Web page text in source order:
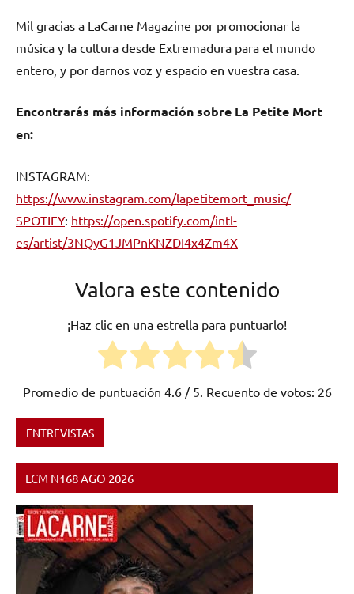
Mil gracias a LaCarne Magazine por promocionar la
música y la cultura desde Extremadura para el mundo
entero, y por darnos voz y espacio en vuestra casa.
Encontrarás más información sobre La Petite Mort
en:
INSTAGRAM:
https://www.instagram.com/lapetitemort_music/
SPOTIFY: https://open.spotify.com/intl-
es/artist/3NQyG1JMPnKNZDI4x4Zm4X
Valora este contenido
¡Haz clic en una estrella para puntuarlo!
Promedio de puntuación 4.6/ 5. Recuento de votos: 26
Etiquetado
Disco,
Extremadura,
funk,
indie,
MUM
2026 ,
ENTREVISTAS
LCM N168 AGO 2026